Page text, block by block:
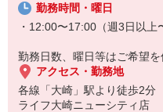
勤務時間・曜日
・12:00〜17:00（週3日以上
勤務日数、曜日等はご希望を
アクセス・勤務地
各線「大崎」駅より徒歩2分
ライフ大崎ニューシティ店